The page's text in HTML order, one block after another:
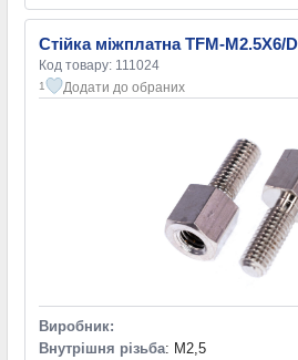
Стійка міжплатна TFM-M2.5X6/
Код товару: 111024
1 Додати до обраних
Виробник:
Внутрішня різьба: M2,5